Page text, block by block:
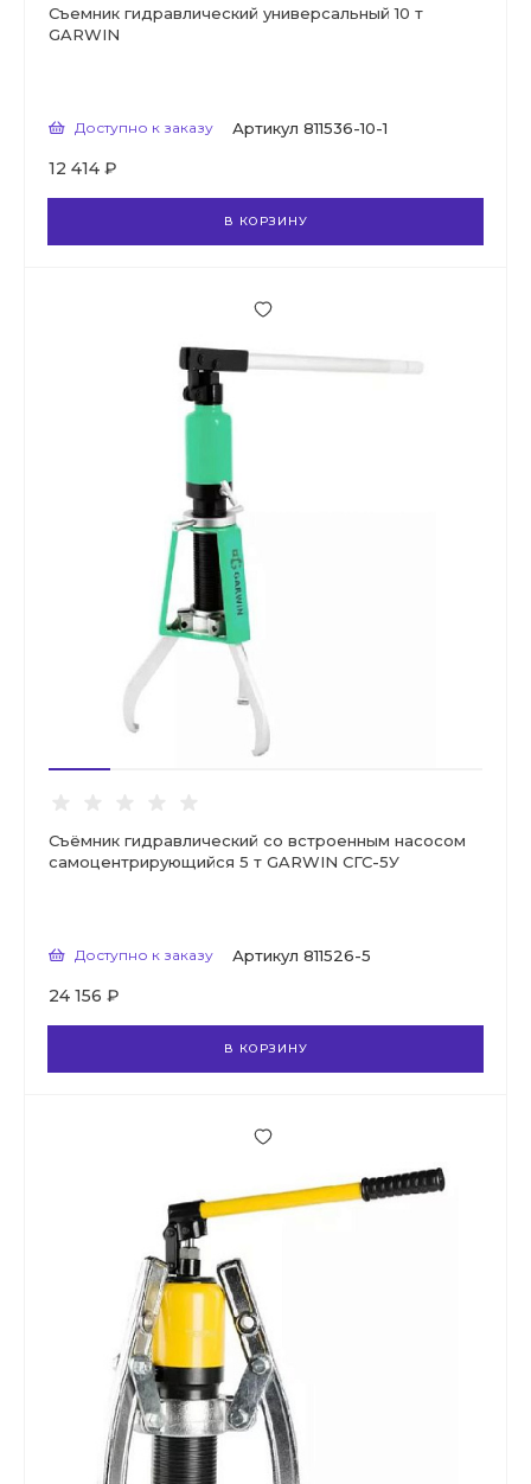
Съемник гидравлический универсальный 10 т
GARWIN
Доступно к заказу Артикул 811536-10-1
12 414 ₽
В КОРЗИНУ
Съёмник гидравлический со встроенным насосом
самоцентрирующийся 5 т GARWIN СГС-5У
Доступно к заказу Артикул 811526-5
24 156 ₽
В КОРЗИНУ